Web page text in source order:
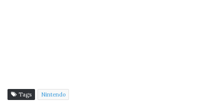
Tags Nintendo